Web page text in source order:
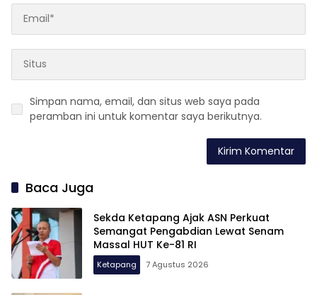
Simpan nama, email, dan situs web saya pada
peramban ini untuk komentar saya berikutnya.
Baca Juga
Sekda Ketapang Ajak ASN Perkuat
Semangat Pengabdian Lewat Senam
Massal HUT Ke-81 RI
Ketapang 7 Agustus 2026